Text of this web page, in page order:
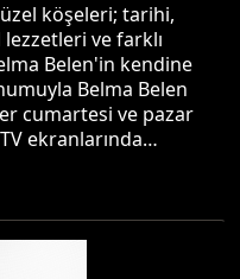
köşeleri; tarihi,
ve farklı
Belen'in kendine
Belma Belen
cumartesi ve pazar
TV ekranlarında…